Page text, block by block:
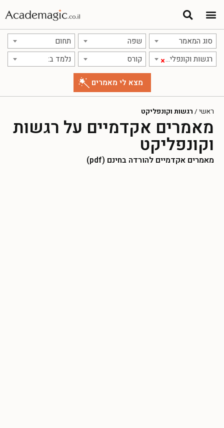
סוג המאמר שפה תחום
×רגשות וקונפליקט קורס נלמד ב:
ראשי / רגשות וקונפליקט
מאמרים אקדמיים על רגשות
וקונפליקט
מאמרים אקדמיים להורדה בחינם (pdf)